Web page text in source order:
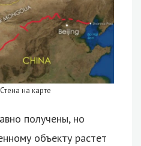
на карте
получены, но
объекту растет